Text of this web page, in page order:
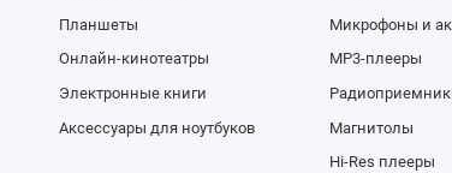
поэтому вы сможете легко снимать пейзажи,
программное обеспечение позволило создать
и позволяет делать яркие снимки с
так и в помещении.
Планшеты
Онлайн-кинотеатры
Электронные книги
Аксессуары для ноутбуков
Микрофоны и
MP3-плееры
Магнитолы
Hi-Res плееры